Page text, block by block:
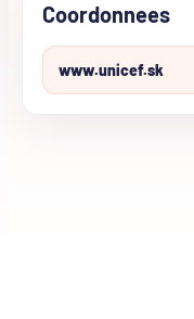
Coordonnees
www.unicef.sk